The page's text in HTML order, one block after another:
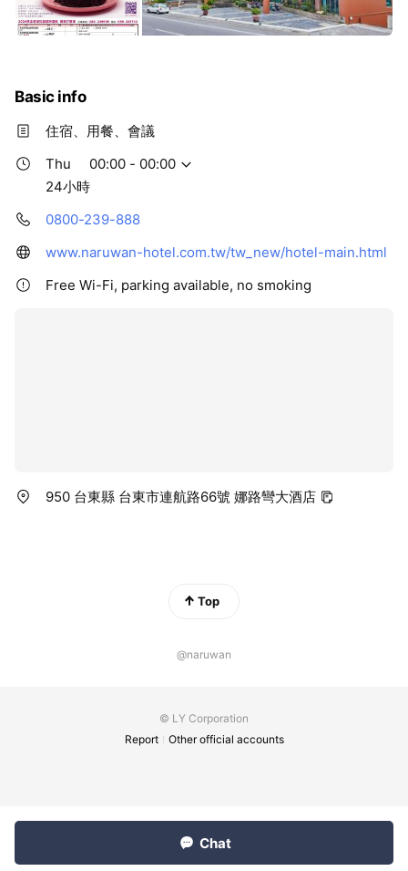
Basic info
住宿、用餐、會議
Thu
00:00 - 00:00
24小時
0800-239-888
www.naruwan-hotel.com.tw/tw_new/hotel-main.html
Free Wi-Fi, parking available, no smoking
950 台東縣 台東市連航路66號 娜路彎大酒店
Top
@naruwan
© LY Corporation
Report
Other official accounts
Chat